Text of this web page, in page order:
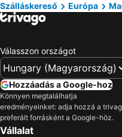
Mártély, Dél-Alföld Szállás
Martfű, Észak-Alföld Szállás
Szeged, Dél-Alföld Szállás
Kecskemét, Dél-Alföld
Szarvas, Dél-Alföld Szállás
Szolnok, Észak-Alföld
Budapest, Közép-Magyarország Szállás
Szálláskereső Európa
Válasszon országot
Hozzáadás a Google-hoz
Könnyen megtalálhatja
eredményeinket: adja hozzá a
preferált forrásként a Google-höz.
Vállalat